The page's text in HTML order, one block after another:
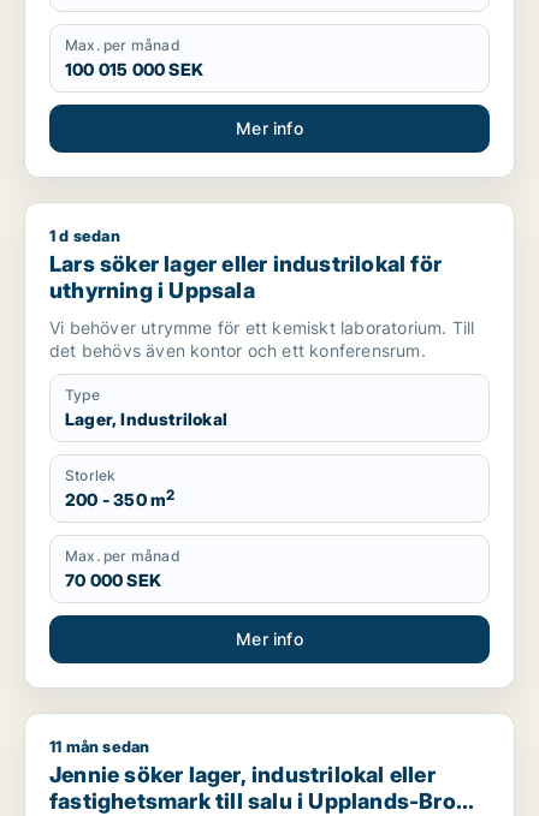
Max. per månad
100 015 000 SEK
Mer info
Lars söker lager eller industrilokal för uthyrning i Uppsala
1 d sedan
Lars söker lager eller industrilokal för
uthyrning i Uppsala
Vi behöver utrymme för ett kemiskt laboratorium. Till
det behövs även kontor och ett konferensrum.
Type
Lager, Industrilokal
Storlek
200 - 350 m2
Max. per månad
70 000 SEK
Mer info
Jennie söker lager, industrilokal eller fastighetsmark till salu
11 mån sedan
Jennie söker lager, industrilokal eller
fastighetsmark till salu i Upplands-Bro